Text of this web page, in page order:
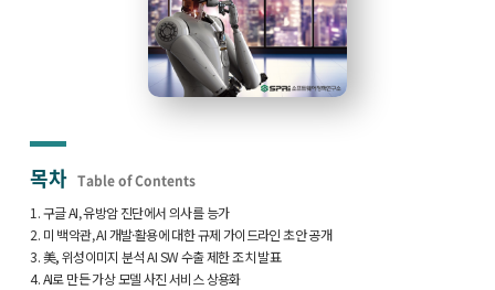
목차 Table of Contents
1. 구글 AI, 유방암 진단에서 의사를 능가
2. 미 백악관, AI 개발·활용에 대한 규제 가이드라인 초안 공개
3. 美, 위성이미지 분석 AI SW 수출 제한 조치 발표
4. AI로 만든 가상 모델 사진 서비스 상용화